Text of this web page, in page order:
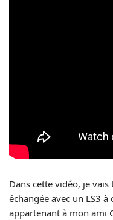
Dans cette vidéo, je
échangée avec un LS3
appartenant à mon ami